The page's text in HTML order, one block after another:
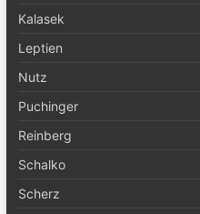
Kalasek
Leptien
Nutz
Puchinger
Reinberg
Schalko
Scherz